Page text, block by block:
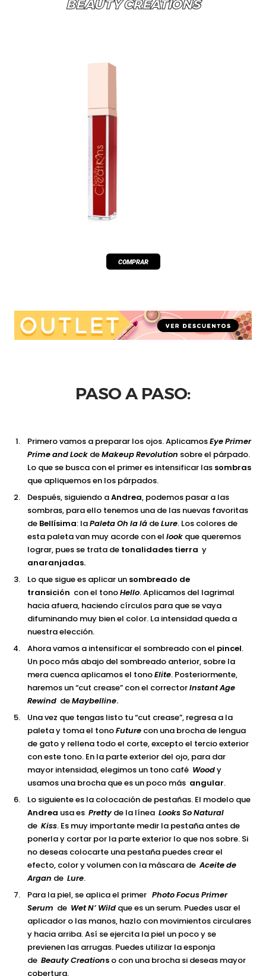
BEAUTY CREATIONS
PASO A PASO:
Primero vamos a preparar los ojos. AplicamosEye Primer
Prime and Lock deMakeup Revolution sobre el párpado.
Lo que se busca con el primer es intensificar las sombras
que apliquemos en los párpados.
Después, siguiendo aAndrea, podemos pasar a las
sombras, para ello tenemos una de las nuevas favoritas
de Bellísima: laPaleta Oh la lá deLure. Los colores de
esta paleta van muy acorde con el look que queremos
lograr, pues se trata de tonalidades tierra y
anaranjadas.
Lo que sigue es aplicar un sombreado de
transición con el tonoHello. Aplicamos del lagrimal
hacia afuera, haciendo círculos para que se vaya
difuminando muy bien el color. La intensidad queda a
nuestra elección.
Ahora vamos a intensificar el sombreado con el pincel.
Un poco más abajo del sombreado anterior, sobre la
mera cuenca aplicamos el tonoElite. Posteriormente,
haremos un “cut crease” con el correctorInstant Age
Rewind deMaybelline.
Una vez que tengas listo tu “cut crease”, regresa a la
paleta y toma el tonoFuture con una brocha de lengua
de gato y rellena todo el corte, excepto el tercio exterior
con este tono. En la parte exterior del ojo, para dar
mayor intensidad, elegimos un tono café Woody
usamos una brocha que es un poco más angular.
Lo siguiente es la colocación de pestañas. El modelo que
Andrea usa es Prettyde la línea Looks So Natural
de Kiss. Es muy importante medir la pestaña antes de
ponerla y cortar por la parte exterior lo que nos sobre. Si
no deseas colocarte una pestaña puedes crear el
efecto, color y volumen con la máscara deAceite de
Argan de Lure.
Para la piel, se aplica el primer Photo Focus Primer
Serum de Wet N’ Wild que es un serum. Puedes usar el
aplicador o las manos, hazlo con movimientos circulares
y hacia arriba. Así se ejercita la piel un poco y se
previenen las arrugas. Puedes utilizar la esponja
de Beauty Creations o con una brocha si deseas mayor
cobertura.